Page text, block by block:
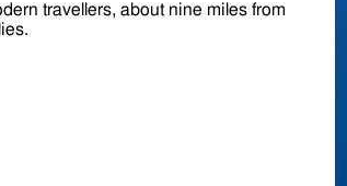
travellers, about nine miles from